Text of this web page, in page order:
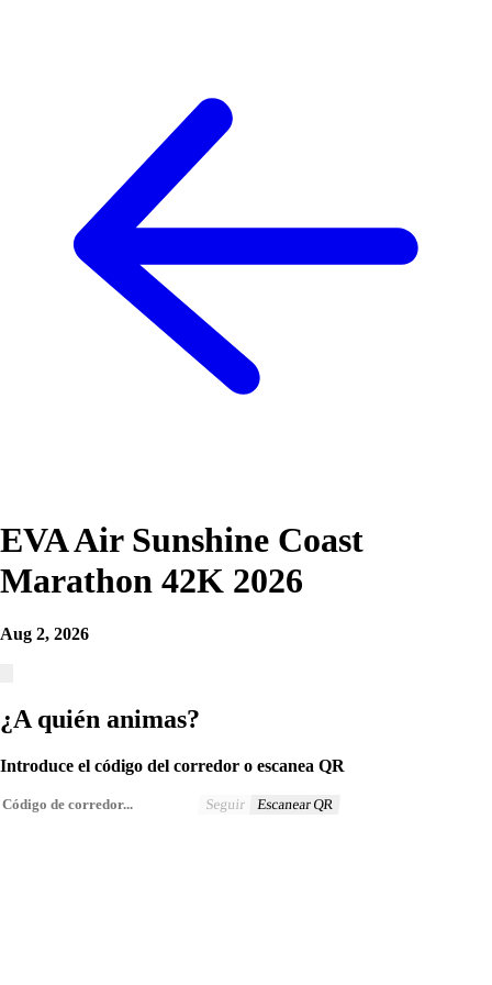
EVA Air Sunshine Coast
Marathon 42K 2026
Aug 2, 2026
¿A quién animas?
Introduce el código del corredor o escanea QR
Seguir Escanear QR